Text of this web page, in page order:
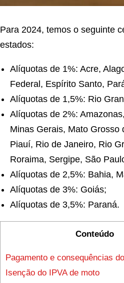
Para 2024, temos o seguinte
estados:
Alíquotas de 1%: Acre,
Federal, Espírito Santo,
Alíquotas de 1,5%: Rio
Alíquotas de 2%:
Minas Gerais, Mato Grosso
Piauí, Rio de Janeiro, Rio
Roraima, Sergipe, São
Alíquotas de 2,5%: Bahia,
Alíquotas de 3%: Goiás;
Alíquotas de 3,5%: Paraná.
Conteúdo
Pagamento e consequências
Isenção do IPVA de moto